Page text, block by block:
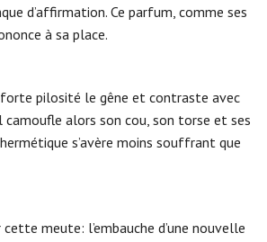
d’affirmation. Ce parfum, comme ses
à sa place.
forte pilosité le gêne et contraste avec
alors son cou, son torse et ses
s’avère moins souffrant que
meute: l’embauche d’une nouvelle